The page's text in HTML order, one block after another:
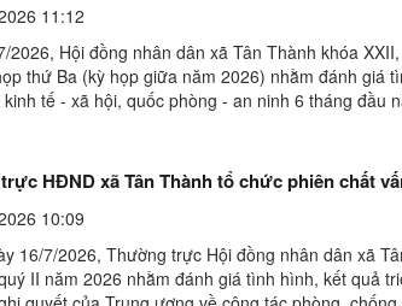
11:12
2026, Hội đồng nhân dân xã Tân Thành khóa
thứ Ba (kỳ họp giữa năm 2026) nhằm đánh giá
tế - xã hội, quốc phòng - an ninh 6 tháng đầu
HĐND xã Tân Thành tổ chức phiên chất
10:09
16/7/2026, Thường trực Hội đồng nhân dân xã
II năm 2026 nhằm đánh giá tình hình, kết quả